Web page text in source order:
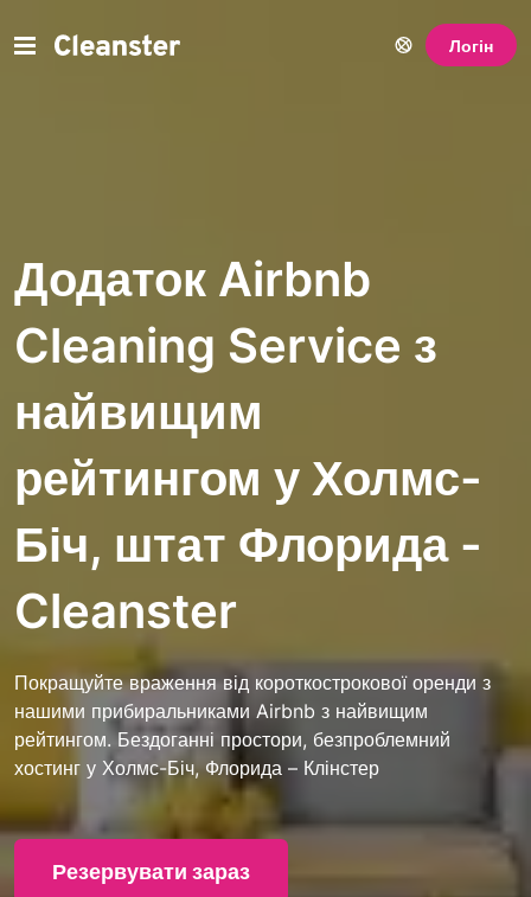
Логін
Додаток Airbnb
Cleaning Service з
найвищим
рейтингом у Холмс-
Біч, штат Флорида -
Cleanster
Покращуйте враження від короткострокової оренди з
нашими прибиральниками Airbnb з найвищим
рейтингом. Бездоганні простори, безпроблемний
хостинг у Холмс-Біч, Флорида – Клінстер
Резервувати зараз